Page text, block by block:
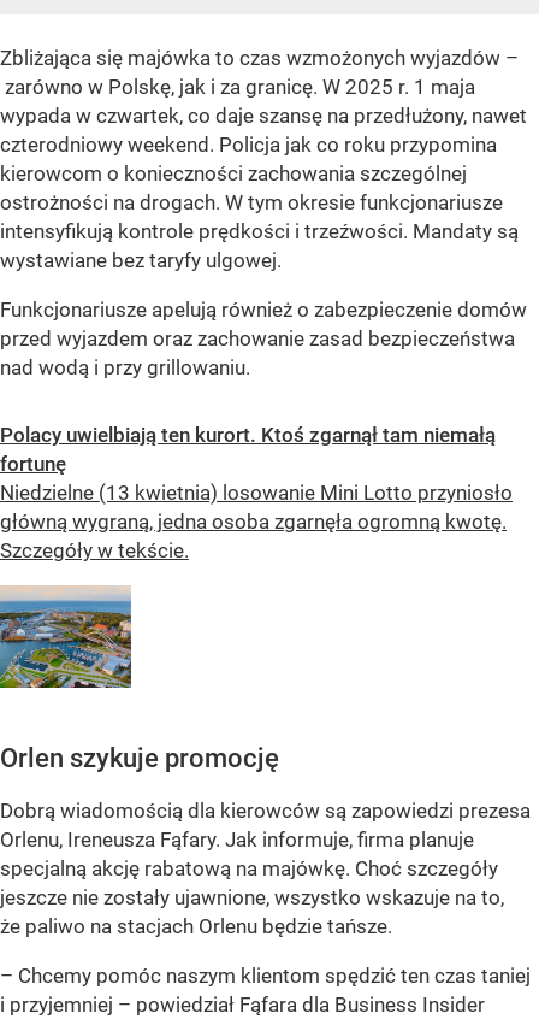
Zbliżająca się majówka to czas wzmożonych wyjazdów –
zarówno w Polskę, jak i za granicę. W 2025 r. 1 maja
wypada w czwartek, co daje szansę na przedłużony, nawet
czterodniowy weekend. Policja jak co roku przypomina
kierowcom o konieczności zachowania szczególnej
ostrożności na drogach. W tym okresie funkcjonariusze
intensyfikują kontrole prędkości i trzeźwości. Mandaty są
wystawiane bez taryfy ulgowej.
Funkcjonariusze apelują również o zabezpieczenie domów
przed wyjazdem oraz zachowanie zasad bezpieczeństwa
nad wodą i przy grillowaniu.
Polacy uwielbiają ten kurort. Ktoś zgarnął tam niemałą
fortunę
Niedzielne (13 kwietnia) losowanie Mini Lotto przyniosło
główną wygraną, jedna osoba zgarnęła ogromną kwotę.
Szczegóły w tekście.
Orlen szykuje promocję
Dobrą wiadomością dla kierowców są zapowiedzi prezesa
Orlenu, Ireneusza Fąfary. Jak informuje, firma planuje
specjalną akcję rabatową na majówkę. Choć szczegóły
jeszcze nie zostały ujawnione, wszystko wskazuje na to,
że paliwo na stacjach Orlenu będzie tańsze.
– Chcemy pomóc naszym klientom spędzić ten czas taniej
i przyjemniej – powiedział Fąfara dla Business Insider